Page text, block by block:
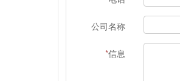
公司名称
*信息